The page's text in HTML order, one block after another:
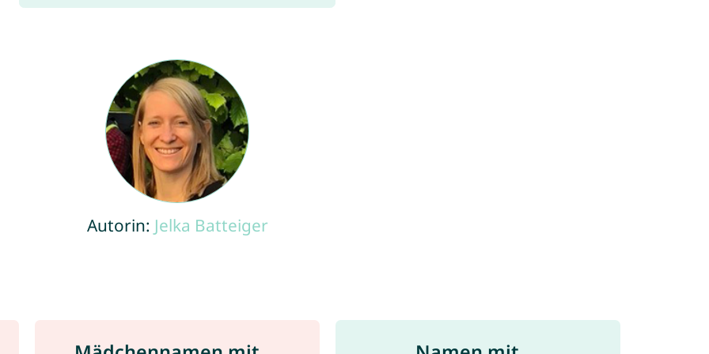
Autorin: Jelka Batteiger